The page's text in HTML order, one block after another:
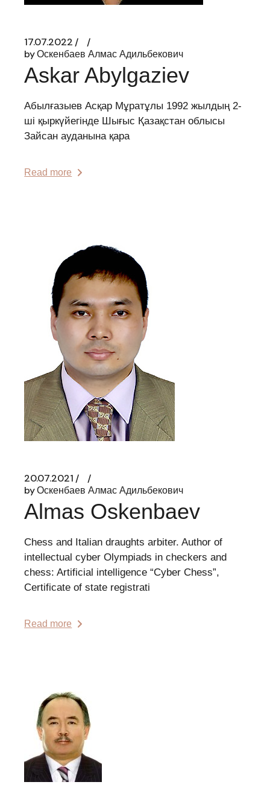
17.07.2022
byОскенбаев Алмас Адильбекович
Askar Abylgaziev
Абылғазыев Асқар Мұратұлы 1992 жылдың 2-
ші қыркүйегінде Шығыс Қазақстан облысы
Зайсан ауданына қара
Read more
20.07.2021
byОскенбаев Алмас Адильбекович
Almas Oskenbaev
Chess and Italian draughts arbiter. Author of
intellectual cyber Olympiads in checkers and
chess: Artificial intelligence “Cyber Chess”,
Certificate of state registrati
Read more